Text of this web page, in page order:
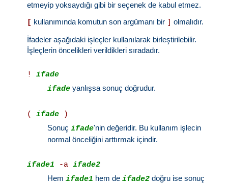
etmeyip yoksaydığı gibi bir seçenek de kabul etmez.
[ kullanımında komutun son argümanı bir olmalıdır.
İfadeler aşağıdaki işleçler kullanılarak birleştirilebilir.
İşleçlerin öncelikleri verildikleri sıradadır.
!ifade
ifade yanlışsa sonuç doğrudur.
(ifade
)
Sonuçifade'nin değeridir. Bu kullanım işlecin
normal önceliğini arttırmak içindir.
ifade1 -aifade2
Hemifade1 hem deifade2 doğru ise sonuç